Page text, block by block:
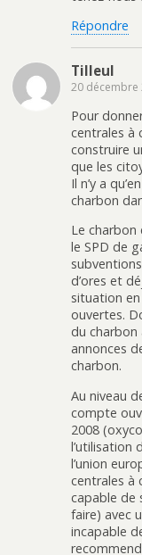
Répondre
Tilleul
20 décembre
Pour
centrales à
construire
que les
Il n’y a
charbon
Le charbon
le SPD de
d’ores et
situation
ouvertes.
du
annonces
charbon.
Au niveau
compte
2008
l’utilisation
l’union
centrales à
capable de
faire) avec
incapable